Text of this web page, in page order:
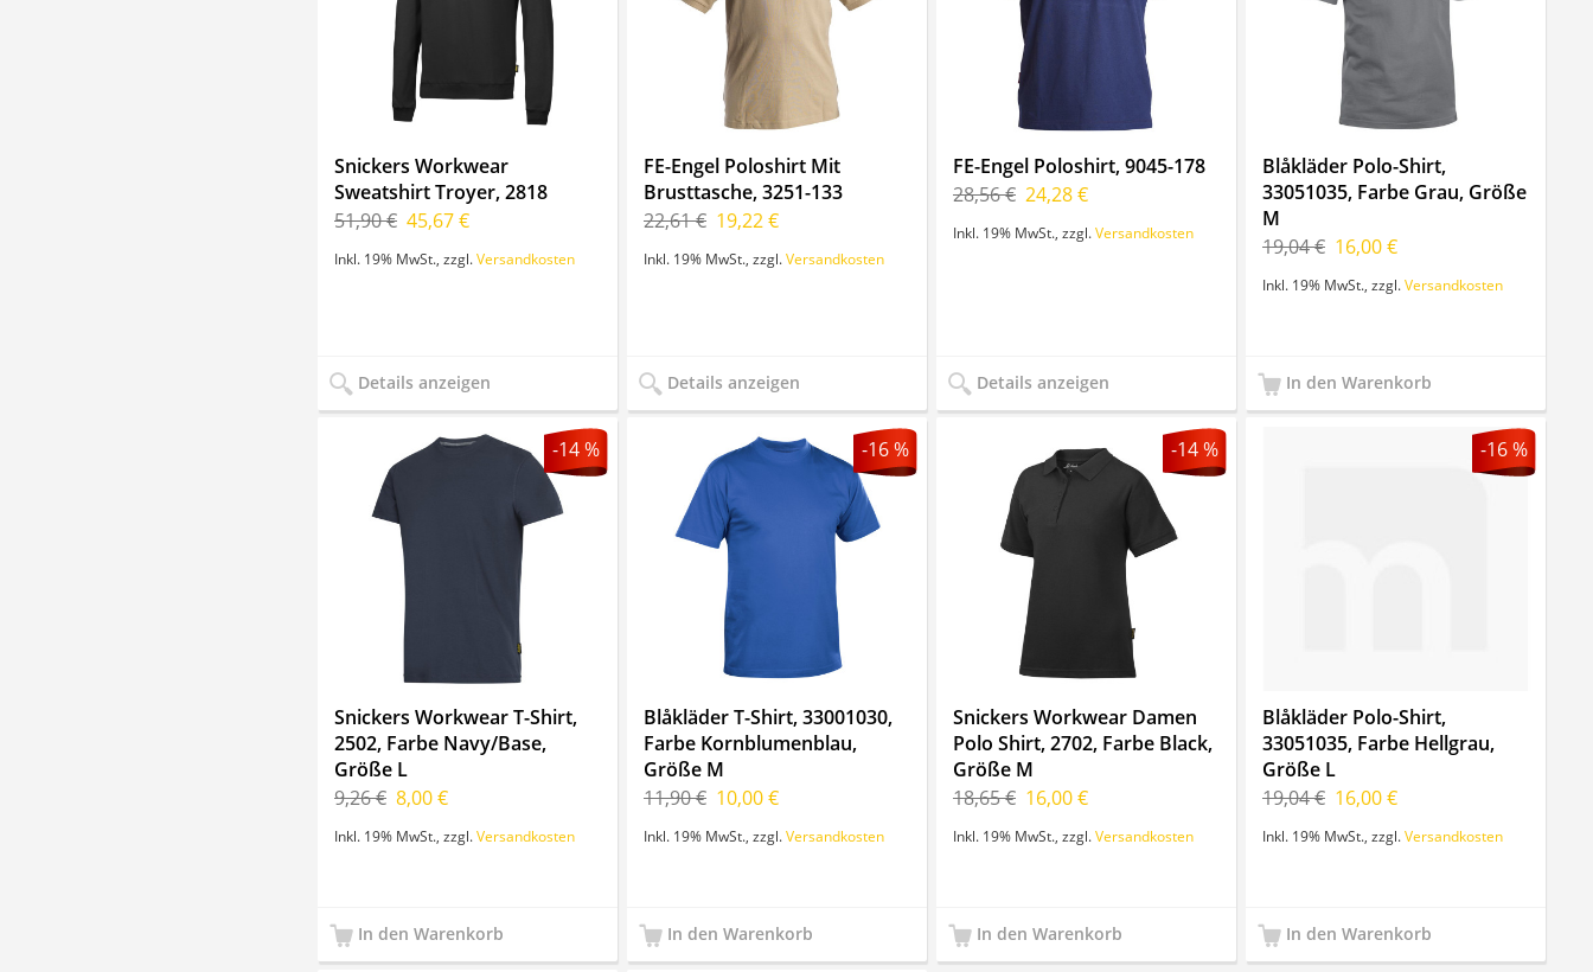
Snickers Workwear
Sweatshirt Troyer, 2818
51,90 € 45,67 €
Inkl. 19% MwSt. zzgl. Versandkosten
Details anzeigen
FE-Engel Poloshirt Mit
Brusttasche, 3251-133
22,61 € 19,22 €
Inkl. 19% MwSt. zzgl. Versandkosten
Details anzeigen
FE-Engel Poloshirt, 9045-178
28,56 € 24,28 €
Inkl. 19% MwSt. zzgl. Versandkosten
Details anzeigen
Blåkläder Polo-Shirt,
33051035, Farbe Grau, Größe
M
19,04 € 16,00 €
Inkl. 19% MwSt. zzgl. Versandkosten
In den Warenkorb
-14 %
Snickers Workwear T-Shirt,
2502, Farbe Navy/Base,
Größe L
9,26 € 8,00 €
Inkl. 19% MwSt. zzgl. Versandkosten
In den Warenkorb
-16 %
Blåkläder T-Shirt, 33001030,
Farbe Kornblumenblau,
Größe M
11,90 € 10,00 €
Inkl. 19% MwSt. zzgl. Versandkosten
In den Warenkorb
-14 %
Snickers Workwear Damen
Polo Shirt, 2702, Farbe Black,
Größe M
18,65 € 16,00 €
Inkl. 19% MwSt. zzgl. Versandkosten
In den Warenkorb
-16 %
Blåkläder Polo-Shirt,
33051035, Farbe Hellgrau,
Größe L
19,04 € 16,00 €
Inkl. 19% MwSt. zzgl. Versandkosten
In den Warenkorb